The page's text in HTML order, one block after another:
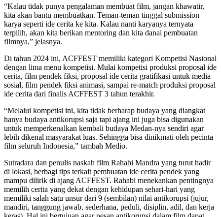
“Kalau tidak punya pengalaman membuat film, jangan khawatir,
kita akan bantu membuatkan. Teman-teman tinggal submission
karya seperti ide cerita ke kita. Kalau nanti karyanya ternyata
terpilih, akan kita berikan mentoring dan kita danai pembuatan
filmnya,” jelasnya.
Di tahun 2024 ini, ACFFEST memiliki kategori Kompetisi Nasional
dengan lima menu kompetisi. Mulai kompetisi produksi proposal ide
cerita, film pendek fiksi, proposal ide cerita gratifikasi untuk media
sosial, film pendek fiksi animasi, sampai re-match produksi proposal
ide cerita dari finalis ACFFEST 3 tahun terakhir.
“Melalui kompetisi ini, kita tidak berharap budaya yang diangkat
hanya budaya antikorupsi saja tapi ajang ini juga bisa digunakan
untuk memperkenalkan kembali budaya Medan-nya sendiri agar
lebih dikenal masyarakat luas. Sehingga bisa dinikmati oleh pecinta
film seluruh Indonesia,” tambah Medio.
Sutradara dan penulis naskah film Rahabi Mandra yang turut hadir
di lokasi, berbagi tips terkait pembuatan ide cerita pendek yang
mampu dilirik di ajang ACFFEST. Rahabi menekankan pentingnya
memilih cerita yang dekat dengan kehidupan sehari-hari yang
memiliki salah satu unsur dari 9 (sembilan) nilai antikorupsi (jujur,
mandiri, tanggung jawab, sederhana, peduli, disiplin, adil, dan kerja